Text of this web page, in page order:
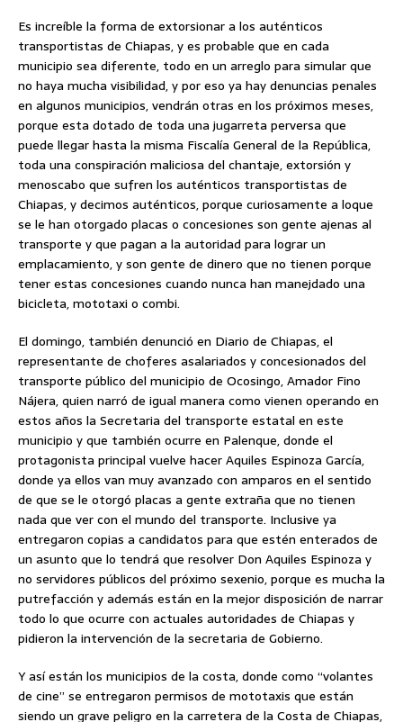
Es increíble la forma de extorsionar a los auténticos
transportistas de Chiapas, y es probable que en cada
municipio sea diferente, todo en un arreglo para simular que
no haya mucha visibilidad, y por eso ya hay denuncias penales
en algunos municipios, vendrán otras en los próximos meses,
porque esta dotado de toda una jugarreta perversa que
puede llegar hasta la misma Fiscalía General de la República,
toda una conspiración maliciosa del chantaje, extorsión y
menoscabo que sufren los auténticos transportistas de
Chiapas, y decimos auténticos, porque curiosamente a loque
se le han otorgado placas o concesiones son gente ajenas al
transporte y que pagan a la autoridad para lograr un
emplacamiento, y son gente de dinero que no tienen porque
tener estas concesiones cuando nunca han manejdado una
bicicleta, mototaxi o combi.
El domingo, también denunció en Diario de Chiapas, el
representante de choferes asalariados y concesionados del
transporte público del municipio de Ocosingo, Amador Fino
Nájera, quien narró de igual manera como vienen operando en
estos años la Secretaria del transporte estatal en este
municipio y que también ocurre en Palenque, donde el
protagonista principal vuelve hacer Aquiles Espinoza García,
donde ya ellos van muy avanzado con amparos en el sentido
de que se le otorgó placas a gente extraña que no tienen
nada que ver con el mundo del transporte. Inclusive ya
entregaron copias a candidatos para que estén enterados de
un asunto que lo tendrá que resolver Don Aquiles Espinoza y
no servidores públicos del próximo sexenio, porque es mucha la
putrefacción y además están en la mejor disposición de narrar
todo lo que ocurre con actuales autoridades de Chiapas y
pidieron la intervención de la secretaria de Gobierno.
Y así están los municipios de la costa, donde como “volantes
de cine” se entregaron permisos de mototaxis que están
siendo un grave peligro en la carretera de la Costa de Chiapas,